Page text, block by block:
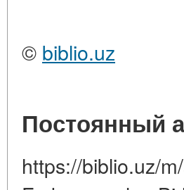
© biblio.uz
Постоянный
https://biblio.uz/